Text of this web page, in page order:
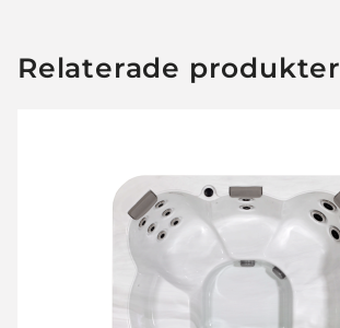
Relaterade produkter